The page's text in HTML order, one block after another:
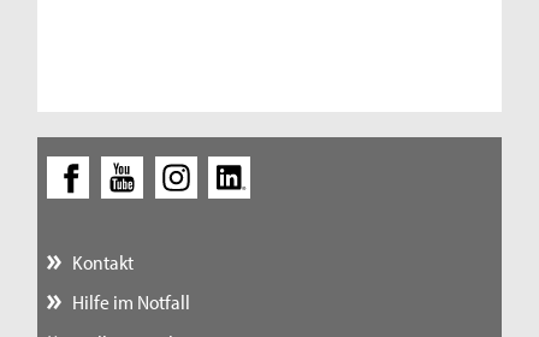
Kontakt
Hilfe im Notfall